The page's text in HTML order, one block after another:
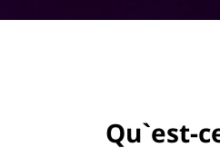
a
Qu`est-